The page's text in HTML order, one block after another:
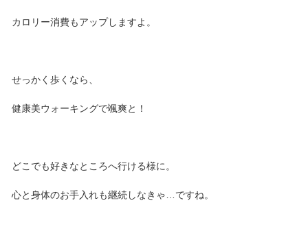
カロリー消費もアップしますよ。
せっかく歩くなら、
健康美ウォーキングで颯爽と！
どこでも好きなところへ行ける様に。
心と身体のお手入れも継続しなきゃ…ですね。